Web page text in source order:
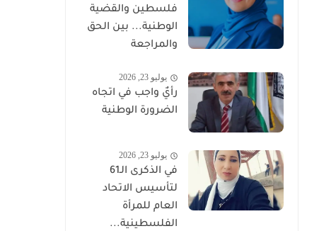
فلسطين والقضية
الوطنية... بين الحق
والمراجعة
يوليو 23, 2026
رأيٌ واجب في اتجاه
الضرورة الوطنية
يوليو 23, 2026
في الذكرى الـ61
لتأسيس الاتحاد
العام للمرأة
الفلسطينية...